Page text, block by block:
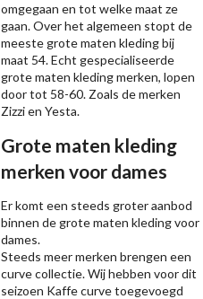
omgegaan en tot welke maat ze
gaan. Over het algemeen stopt de
meeste grote maten kleding bij
maat 54. Echt gespecialiseerde
grote maten kleding merken, lopen
door tot 58-60. Zoals de merken
Zizzien Yesta.
Grote maten kleding
merken voor dames
Er komt een steeds groter aanbod
binnen de grote maten kleding voor
dames.
Steeds meer merken brengen een
curve collectie. Wij hebben voor dit
seizoen Kaffecurve toegevoegd